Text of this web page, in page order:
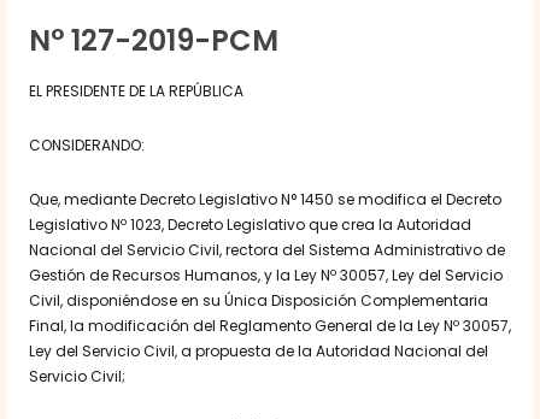
N° 127-2019-PCM
EL PRESIDENTE DE LA REPÚBLICA
CONSIDERANDO:
Que, mediante Decreto Legislativo N° 1450 se modifica el Decreto
Legislativo Nº 1023, Decreto Legislativo que crea la Autoridad
Nacional del Servicio Civil, rectora del Sistema Administrativo de
Gestión de Recursos Humanos, y la Ley Nº 30057, Ley del Servicio
Civil, disponiéndose en su Única Disposición Complementaria
Final, la modificación del Reglamento General de la Ley Nº 30057,
Ley del Servicio Civil, a propuesta de la Autoridad Nacional del
Servicio Civil;